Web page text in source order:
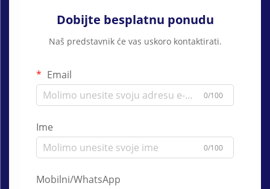
Dobijte besplatnu ponudu
Naš predstavnik će vas uskoro kontaktirati.
Email
0/100
Ime
0/100
Mobilni/WhatsApp